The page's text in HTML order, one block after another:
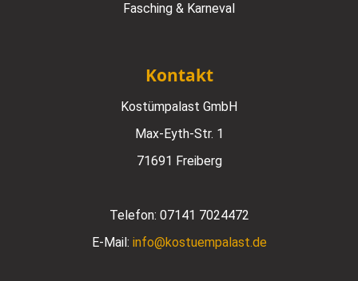
Fasching & Karneval
Kontakt
Kostümpalast GmbH
Max-Eyth-Str. 1
71691 Freiberg
Telefon: 07141 7024472
E-Mail: info@kostuempalast.de